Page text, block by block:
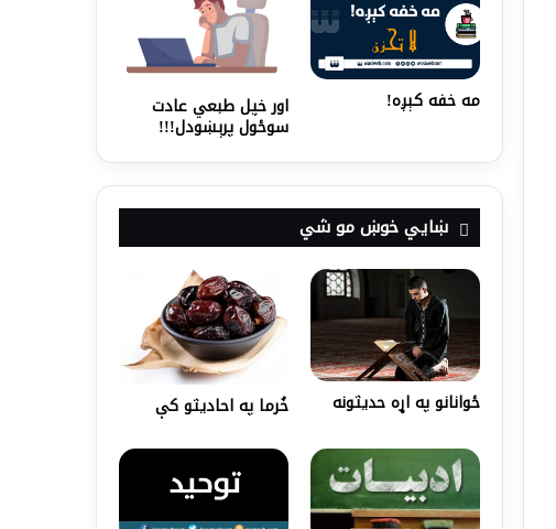
مه خفه کېږه! اور خپل طبعي عادت
سوځول پرېښودل!!!
ښايي خوښ مو شي
ځوانانو په اړه حدیثونه خُرما په احاديثو کې